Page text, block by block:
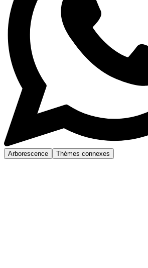
Arborescence Thèmes connexes